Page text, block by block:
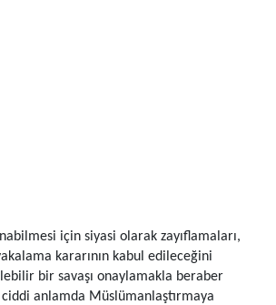
için siyasi olarak zayıflamaları,
kararının kabul edileceğini
bir savaşı onaylamakla beraber
anlamda Müslümanlaştırmaya